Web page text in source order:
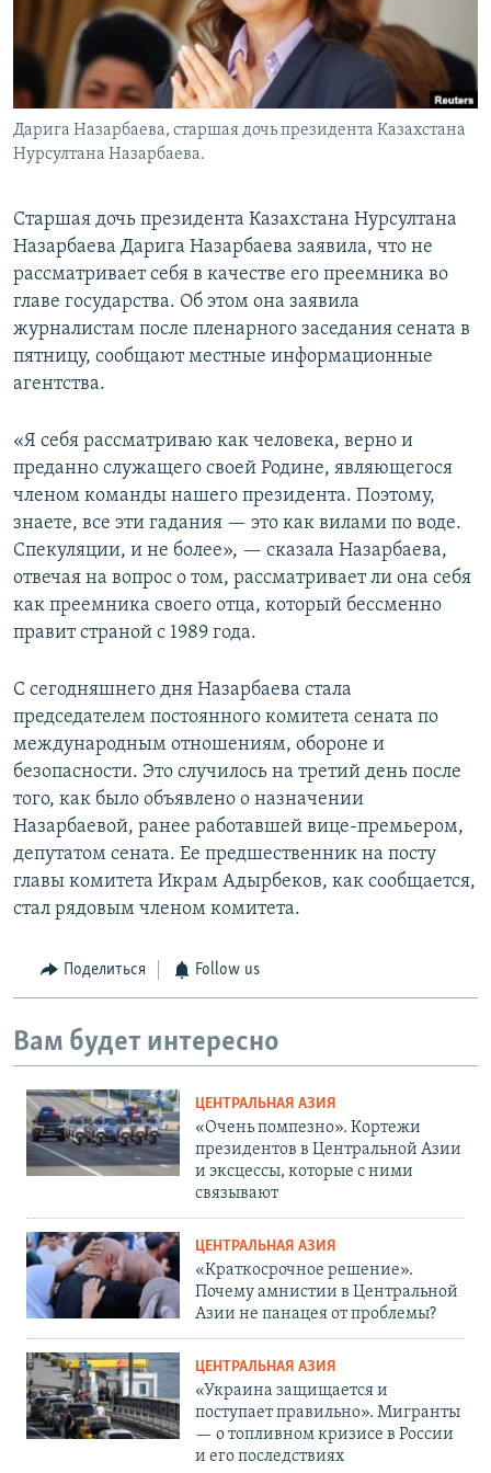
Дарига Назарбаева, старшая дочь президента Казахстана
Нурсултана Назарбаева.
Старшая дочь президента Казахстана Нурсултана
Назарбаева Дарига Назарбаева заявила, что не
рассматривает себя в качестве его преемника во
главе государства. Об этом она заявила
журналистам после пленарного заседания сената в
пятницу, сообщают местные информационные
агентства.
«Я себя рассматриваю как человека, верно и
преданно служащего своей Родине, являющегося
членом команды нашего президента. Поэтому,
знаете, все эти гадания — это как вилами по воде.
Спекуляции, и не более», — сказала Назарбаева,
отвечая на вопрос о том, рассматривает ли она себя
как преемника своего отца, который бессменно
правит страной с 1989 года.
С сегодняшнего дня Назарбаева стала
председателем постоянного комитета сената по
международным отношениям, обороне и
безопасности. Это случилось на третий день после
того, как было объявлено о назначении
Назарбаевой, ранее работавшей вице-премьером,
депутатом сената. Ее предшественник на посту
главы комитета Икрам Адырбеков, как сообщается,
стал рядовым членом комитета.
Поделиться Follow us
Вам будет интересно
ЦЕНТРАЛЬНАЯ АЗИЯ
«Очень помпезно». Кортежи
президентов в Центральной Азии
и эксцессы, которые с ними
связывают
ЦЕНТРАЛЬНАЯ АЗИЯ
«Краткосрочное решение».
Почему амнистии в Центральной
Азии не панацея от проблемы?
ЦЕНТРАЛЬНАЯ АЗИЯ
«Украина защищается и
поступает правильно». Мигранты
— о топливном кризисе в России
и его последствиях